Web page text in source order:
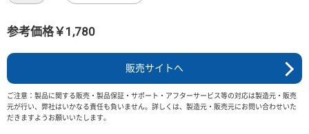
参考価格￥1,780
販売サイトへ
ご注意：製品に関する販売・製品保証・サポート・アフターサービス等の対応は製造元・販売
元が行い、弊社はいかなる責任も負いません。詳しくは、製造元・販売元にお問い合わせいた
だきますようお願いいたします。